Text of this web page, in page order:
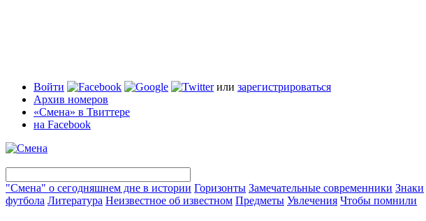
Войти или зарегистрироваться
Архив номеров
«Смена» в Твиттере
на Facebook
"Смена" о сегодняшнем дне в истории Горизонты Замечательные современники Знаки
футбола Литература Неизвестное об известном Предметы Увлечения Чтобы помнили